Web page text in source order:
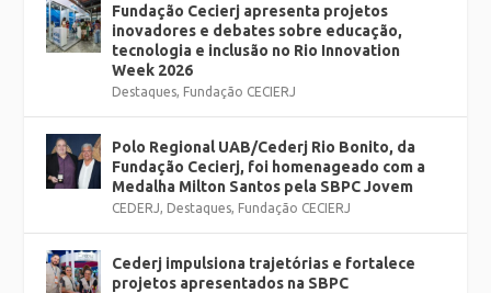
Fundação Cecierj apresenta projetos
inovadores e debates sobre educação,
tecnologia e inclusão no Rio Innovation
Week 2026
Destaques, Fundação CECIERJ
Polo Regional UAB/Cederj Rio Bonito, da
Fundação Cecierj, foi homenageado com a
Medalha Milton Santos pela SBPC Jovem
CEDERJ, Destaques, Fundação CECIERJ
Cederj impulsiona trajetórias e fortalece
projetos apresentados na SBPC